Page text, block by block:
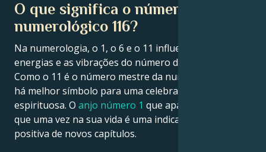
O que significa o número
numerológico 116?
Na numerologia, o 1, o 6 e o 11 influenciam as
energias e as vibrações do número de anjo 166.
Como o 11 é o número mestre da numerologia, não
há melhor símbolo para uma celebração tão
espirituosa. O anjo número 1 que aparece mais do
que uma vez na sua vida é uma indicação muito
positiva de novos capítulos.